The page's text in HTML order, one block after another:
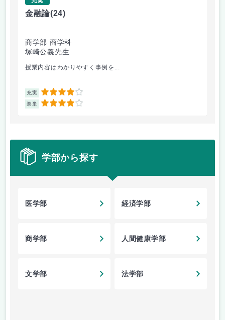
金融論(24)
商学部 商学科
塚崎公義先生
授業内容はわかりやすく事例を...
充実 4
楽単 4
学部から探す
医学部 経済学部
商学部 人間健康学部
文学部 法学部